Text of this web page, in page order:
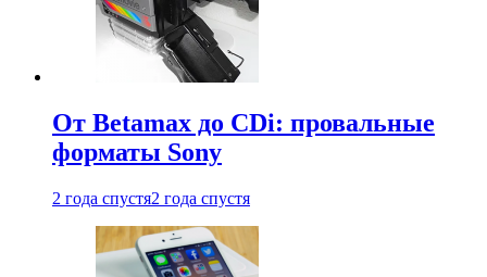
От Betamax до CDi: провальные
форматы Sony
2 года спустя2 года спустя